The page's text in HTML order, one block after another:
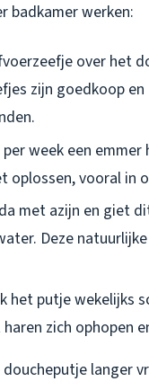
badkamer werken:
over het
zijn goedkoop
per week een
oplossen, vooral in
met azijn en giet
Deze
het putje wekelijks
zich ophopen
langer